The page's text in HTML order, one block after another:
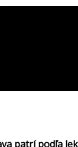
patrí podľa